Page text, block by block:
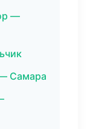
—
Самара